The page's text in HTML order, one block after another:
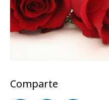
Comparte